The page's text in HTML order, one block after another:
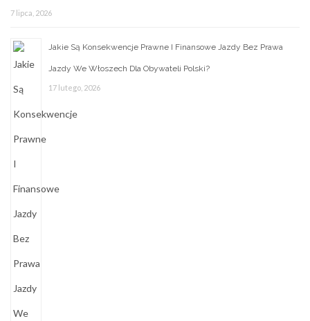
7 lipca, 2026
Jakie Są Konsekwencje Prawne I Finansowe Jazdy Bez Prawa
Jazdy We Włoszech Dla Obywateli Polski?
17 lutego, 2026